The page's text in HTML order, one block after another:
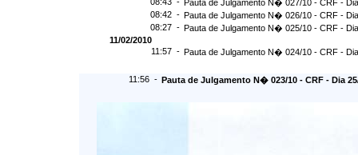
Pauta de Julgamento N� 027/10 - CRF -
08:42 - Pauta de Julgamento N� 026/10 - CRF -
08:27 - Pauta de Julgamento N� 025/10 - CRF -
11/02/2010
11:57 - Pauta de Julgamento N� 024/10 - CRF -
11:56 - Pauta de Julgamento N� 023/10 - CRF - Dia